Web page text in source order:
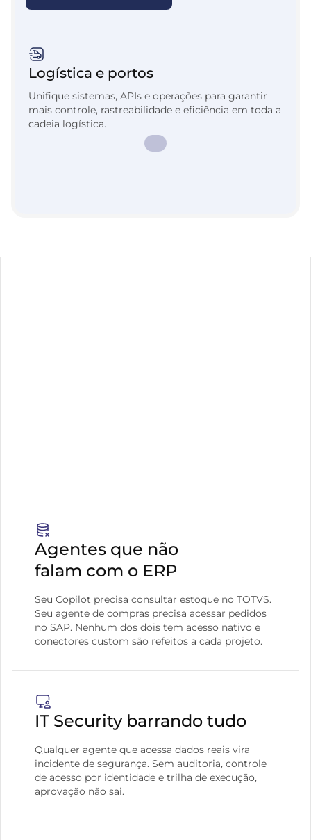
Logística e portos
Unifique sistemas, APIs e operações para garantir
mais controle, rastreabilidade e eficiência em toda a
cadeia logística.
Agentes que não
falam com o ERP
Seu Copilot precisa consultar estoque no TOTVS.
Seu agente de compras precisa acessar pedidos
no SAP. Nenhum dos dois tem acesso nativo e
conectores custom são refeitos a cada projeto.
IT Security barrando tudo
Qualquer agente que acessa dados reais vira
incidente de segurança. Sem auditoria, controle
de acesso por identidade e trilha de execução,
aprovação não sai.